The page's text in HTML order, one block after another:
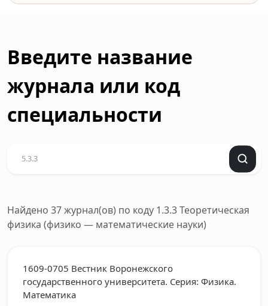
Введите название
журнала или код
специальности
Найдено 37 журнал(ов) по коду 1.3.3 Теоретическая
физика (физико — математические науки)
1609-0705 Вестник Воронежского
государственного университета. Серия: Физика.
Математика